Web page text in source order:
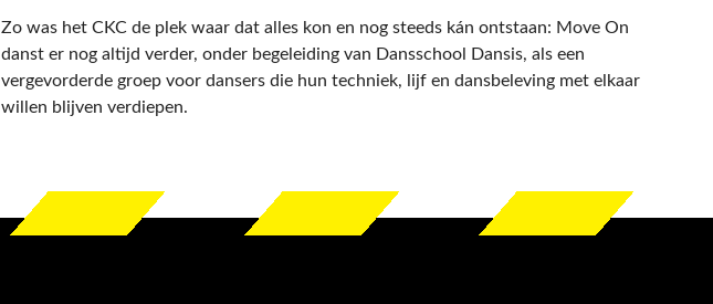
Zo was het CKC de plek waar dat alles kon en nog steeds kán ontstaan: Move On
danst er nog altijd verder, onder begeleiding van Dansschool Dansis, als een
vergevorderde groep voor dansers die hun techniek, lijf en dansbeleving met elkaar
willen blijven verdiepen.